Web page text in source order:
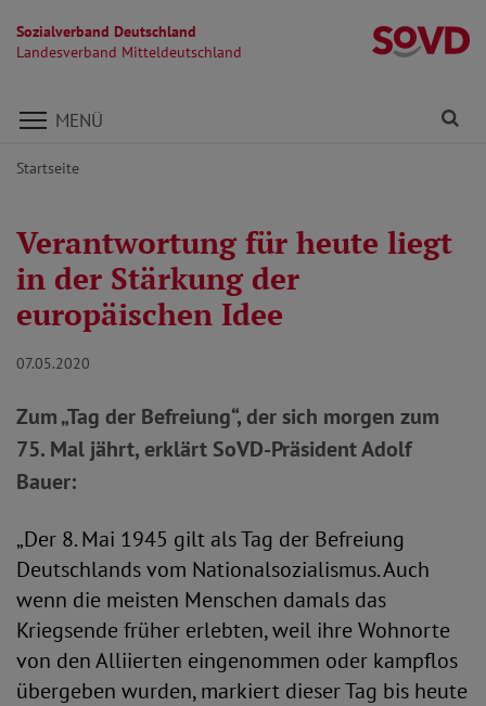
Sozialverband Deutschland
Landesverband Mitteldeutschland
Direkt zu den Inhalten springen
MENÜ
Startseite
Verantwortung für heute liegt
in der Stärkung der
europäischen Idee
07.05.2020
Zum „Tag der Befreiung“, der sich morgen zum
75. Mal jährt, erklärt SoVD-Präsident Adolf
Bauer:
„Der 8. Mai 1945 gilt als Tag der Befreiung
Deutschlands vom Nationalsozialismus. Auch
wenn die meisten Menschen damals das
Kriegsende früher erlebten, weil ihre Wohnorte
von den Alliierten eingenommen oder kampflos
übergeben wurden, markiert dieser Tag bis heute